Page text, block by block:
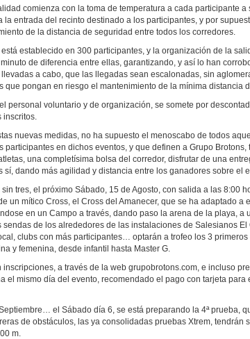
comienza con la toma de temperatura a cada participante a
la entrada del recinto destinado a los participantes, y por
de la distancia de seguridad entre todos los corredores.
está establecido en 300 participantes, y la organización de la
de diferencia entre ellas, garantizando, y así lo han
a cabo, que las llegadas sean escalonadas, sin
que pongan en riesgo el mantenimiento de la mínima distancia
personal voluntario y de organización, se somete por
inscritos.
nuevas medidas, no ha supuesto el menoscabo de todos
participantes en dichos eventos, y que definen a Grupo
una completísima bolsa del corredor, disfrutar de una
sí, dando más agilidad y distancia entre los ganadores sobre el
tres, el próximo Sábado, 15 de Agosto, con salida a las 8:00
un mítico Cross, el Cross del Amanecer, que se ha adaptado a
en un Campo a través, dando paso la arena de la playa, a
de los alrededores de las instalaciones de Salesianos El
clubs con más participantes… optarán a trofeo los 3
y femenina, desde infantil hasta Master G.
inscripciones, a través de la web grupobrotons.com, e incluso
el mismo día del evento, recomendado el pago con tarjeta para
el Sábado día 6, se está preparando la 4ª prueba,
de obstáculos, las ya consolidadas pruebas Xtrem, tendrán
m.